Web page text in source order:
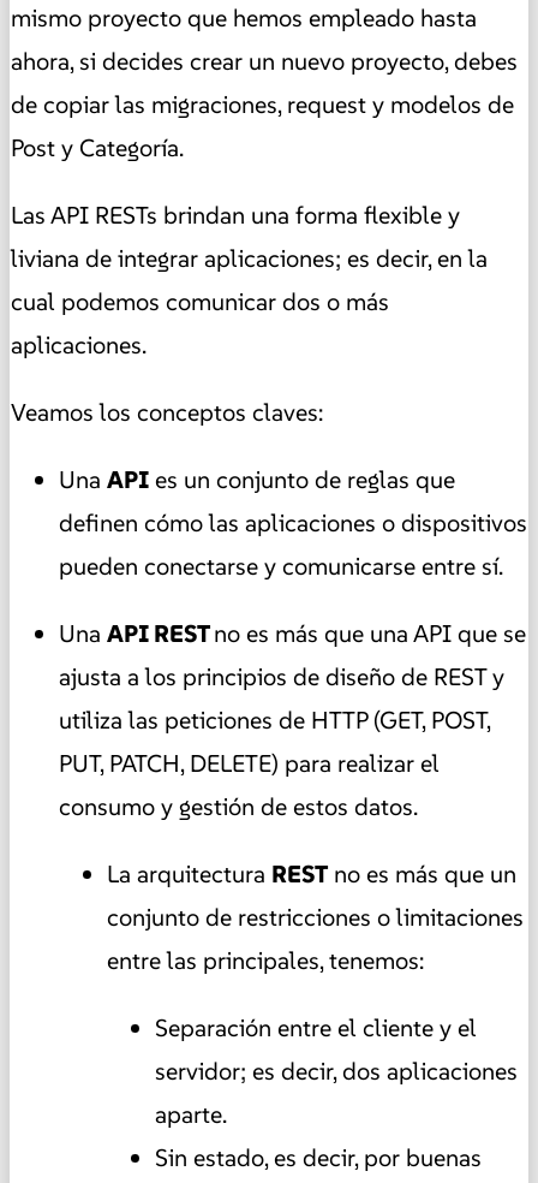
mismo proyecto que hemos empleado hasta
ahora, si decides crear un nuevo proyecto, debes
de copiar las migraciones, request y modelos de
Post y Categoría.
Las API RESTs brindan una forma flexible y
liviana de integrar aplicaciones; es decir, en la
cual podemos comunicar dos o más
aplicaciones.
Veamos los conceptos claves:
Una APIes un conjunto de reglas que
definen cómo las aplicaciones o dispositivos
pueden conectarse y comunicarse entre sí.
Una API RESTno es más que una API que se
ajusta a los principios de diseño de REST y
utiliza las peticiones de HTTP (GET, POST,
PUT, PATCH, DELETE) para realizar el
consumo y gestión de estos datos.
La arquitectura REST no es más que un
conjunto de restricciones o limitaciones
entre las principales, tenemos:
Separación entre el cliente y el
servidor; es decir, dos aplicaciones
aparte.
Sin estado, es decir, por buenas